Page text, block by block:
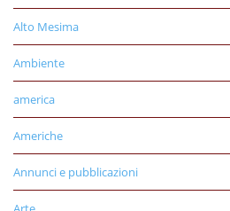
Alto Mesima
Ambiente
america
Americhe
Annunci e pubblicazioni